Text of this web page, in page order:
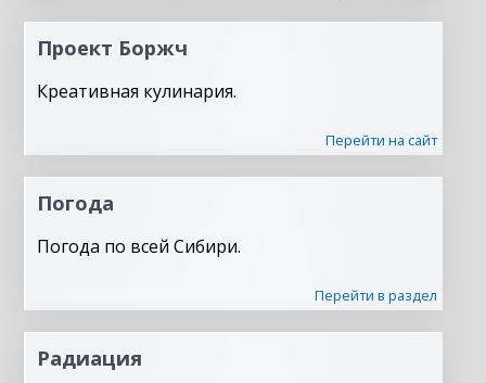
Проект Боржч
Креативная кулинария.
Перейти на сайт
Погода
Погода по всей Сибири.
Перейти в раздел
Радиация